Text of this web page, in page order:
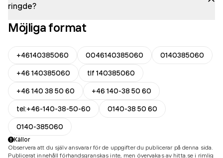
ringde?
Möjliga format
+46140385060 0046140385060
0140385060
+46 140385060
tlf 140385060
+46 140 38 50 60
+46 140-38 50 60
tel:+46-140-38-50-60
0140-38 50 60
0140-385060
Källor
Observera att du själv ansvarar för de uppgifter du publicerar på denna sida.
Publicerat innehåll förhandsgranskas inte, men övervakas av hitta.se i rimlig